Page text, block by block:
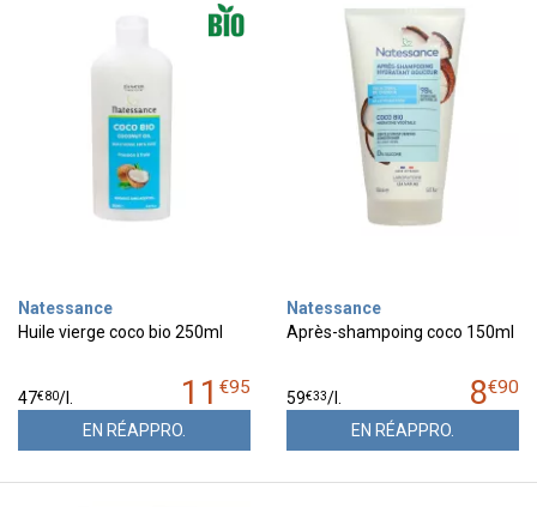
Natessance
Huile vierge coco bio 250ml
11 €95
47€80/
EN RÉAPPRO.
Natessance
Après-shampoing coco 150ml
8€90
59€33/
EN RÉAPPRO.